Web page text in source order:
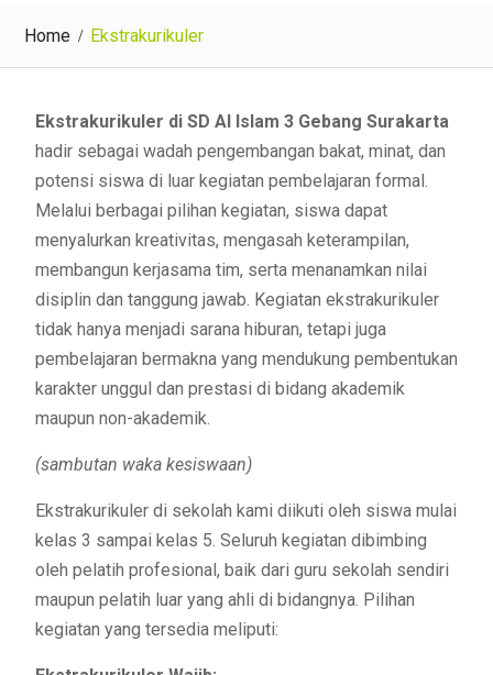
Home Ekstrakurikuler
Ekstrakurikuler di SD Al Islam 3 Gebang Surakarta
hadir sebagai wadah pengembangan bakat, minat, dan
potensi siswa di luar kegiatan pembelajaran formal.
Melalui berbagai pilihan kegiatan, siswa dapat
menyalurkan kreativitas, mengasah keterampilan,
membangun kerjasama tim, serta menanamkan nilai
disiplin dan tanggung jawab. Kegiatan ekstrakurikuler
tidak hanya menjadi sarana hiburan, tetapi juga
pembelajaran bermakna yang mendukung pembentukan
karakter unggul dan prestasi di bidang akademik
maupun non-akademik.
(sambutan waka kesiswaan)
Ekstrakurikuler di sekolah kami diikuti oleh siswa mulai
kelas 3 sampai kelas 5. Seluruh kegiatan dibimbing
oleh pelatih profesional, baik dari guru sekolah sendiri
maupun pelatih luar yang ahli di bidangnya. Pilihan
kegiatan yang tersedia meliputi: